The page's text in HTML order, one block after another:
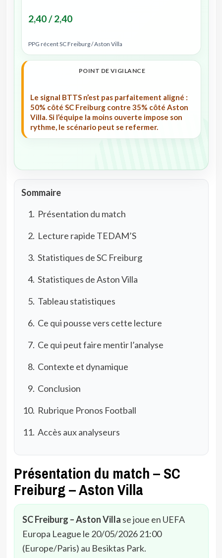
2,40 / 2,40
PPG récent SC Freiburg / Aston Villa
POINT DE VIGILANCE
Le signal BTTS n’est pas parfaitement aligné :
50% côté SC Freiburg contre 35% côté Aston
Villa. Si l’équipe la moins ouverte impose son
rythme, le scénario peut se refermer.
Sommaire
Présentation du match
Lecture rapide TEDAM’S
Statistiques de SC Freiburg
Statistiques de Aston Villa
Tableau statistiques
Ce qui pousse vers cette lecture
Ce qui peut faire mentir l’analyse
Contexte et dynamique
Conclusion
Rubrique Pronos Football
Accès aux analyseurs
Présentation du match – SC
Freiburg – Aston Villa
SC Freiburg – Aston Villa se joue en UEFA
Europa League le 20/05/2026 21:00
(Europe/Paris) au Besiktas Park.